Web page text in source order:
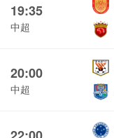
19:35
中超
20:00
中超